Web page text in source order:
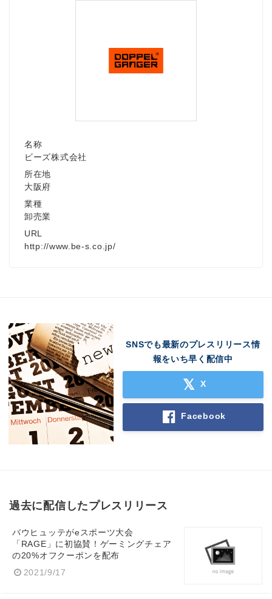
名称
ビーズ株式会社
所在地
大阪府
業種
卸売業
URL
http://www.be-s.co.jp/
SNSでも最新のプレスリリース情
報をいち早く配信中
X
Facebook
過去に配信したプレスリリース
バウヒュッテがeスポーツ大会
「RAGE」に初協賛！ゲーミングチェア
の20%オフクーポンを配布
2021/9/17